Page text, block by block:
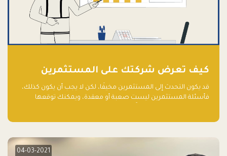
كيف تعرض شركتك على المستثمرين
قد يكون التحدث إلى المستثمرين مخيفًا، لكن لا يجب أن يكون كذلك،
فأسئلة المستثمرين ليست صعبة أو معقدة، ويمكنك توقعها
04-03-2021